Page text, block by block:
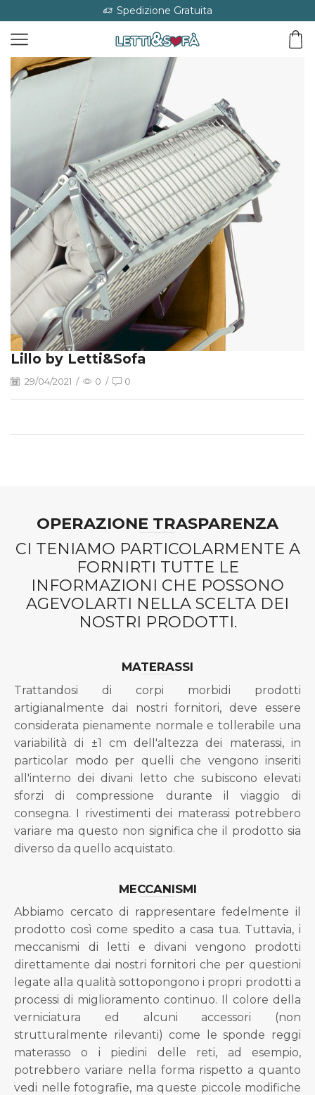
Spedizione Gratuita
Lillo by Letti&Sofa
29/04/2021 / 0 / 0
OPERAZIONE TRASPARENZA
CI TENIAMO PARTICOLARMENTE A
FORNIRTI TUTTE LE
INFORMAZIONI CHE POSSONO
AGEVOLARTI NELLA SCELTA DEI
NOSTRI PRODOTTI.
MATERASSI
Trattandosi di corpi morbidi prodotti
artigianalmente dai nostri fornitori, deve essere
considerata pienamente normale e tollerabile una
variabilità di ±1 cm dell'altezza dei materassi, in
particolar modo per quelli che vengono inseriti
all'interno dei divani letto che subiscono elevati
sforzi di compressione durante il viaggio di
consegna. I rivestimenti dei materassi potrebbero
variare ma questo non significa che il prodotto sia
diverso da quello acquistato.
MECCANISMI
Abbiamo cercato di rappresentare fedelmente il
prodotto così come spedito a casa tua. Tuttavia, i
meccanismi di letti e divani vengono prodotti
direttamente dai nostri fornitori che per questioni
legate alla qualità sottopongono i propri prodotti a
processi di miglioramento continuo. Il colore della
verniciatura ed alcuni accessori (non
strutturalmente rilevanti) come le sponde reggi
materasso o i piedini delle reti, ad esempio,
potrebbero variare nella forma rispetto a quanto
vedi nelle fotografie, ma queste piccole modifiche